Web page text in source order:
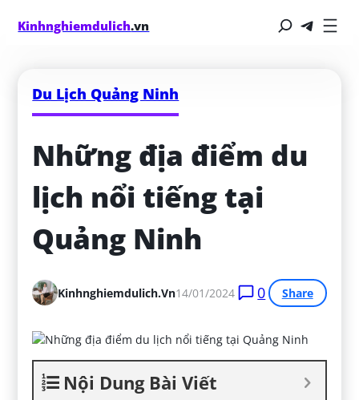
Kinhnghiemdulich.vn
Du Lịch Quảng Ninh
Những địa điểm du
lịch nổi tiếng tại
Quảng Ninh
Kinhnghiemdulich.vn14/01/2024 0 Share
Nội Dung Bài Viết